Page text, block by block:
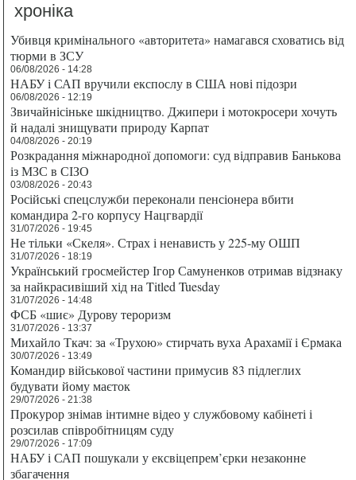
хроніка
Убивця кримінального «авторитета» намагався сховатись від
тюрми в ЗСУ
06/08/2026 - 14:28
НАБУ і САП вручили експослу в США нові підозри
06/08/2026 - 12:19
Звичайнісіньке шкідництво. Джипери і мотокросери хочуть
й надалі знищувати природу Карпат
04/08/2026 - 20:19
Розкрадання міжнародної допомоги: суд відправив Банькова
із МЗС в СІЗО
03/08/2026 - 20:43
Російські спецслужби переконали пенсіонера вбити
командира 2-го корпусу Нацгвардії
31/07/2026 - 19:45
Не тільки «Скеля». Страх і ненависть у 225-му ОШП
31/07/2026 - 18:19
Український гросмейстер Ігор Самуненков отримав відзнаку
за найкрасивіший хід на Titled Tuesday
31/07/2026 - 14:48
ФСБ «шиє» Дурову тероризм
31/07/2026 - 13:37
Михайло Ткач: за «Трухою» стирчать вуха Арахамії і Єрмака
30/07/2026 - 13:49
Командир військової частини примусив 83 підлеглих
будувати йому маєток
29/07/2026 - 21:38
Прокурор знімав інтимне відео у службовому кабінеті і
розсилав співробітницям суду
29/07/2026 - 17:09
НАБУ і САП пошукали у ексвіцепрем’єрки незаконне
збагачення